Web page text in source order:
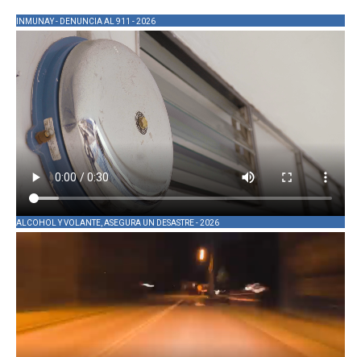
INMUNAY - DENUNCIA AL 911 - 2026
ALCOHOL Y VOLANTE, ASEGURA UN DESASTRE - 2026